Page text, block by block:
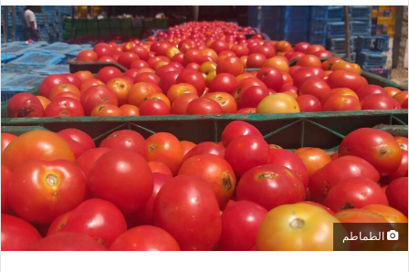
الطماطم